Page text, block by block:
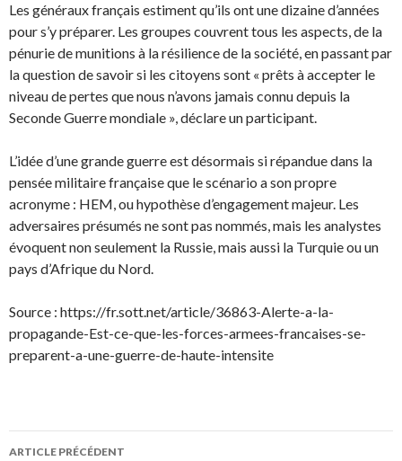
Les généraux français estiment qu’ils ont une dizaine d’années
pour s’y préparer. Les groupes couvrent tous les aspects, de la
pénurie de munitions à la résilience de la société, en passant par
la question de savoir si les citoyens sont « prêts à accepter le
niveau de pertes que nous n’avons jamais connu depuis la
Seconde Guerre mondiale », déclare un participant.
L’idée d’une grande guerre est désormais si répandue dans la
pensée militaire française que le scénario a son propre
acronyme : HEM, ou hypothèse d’engagement majeur. Les
adversaires présumés ne sont pas nommés, mais les analystes
évoquent non seulement la Russie, mais aussi la Turquie ou un
pays d’Afrique du Nord.
Source : https://fr.sott.net/article/36863-Alerte-a-la-
propagande-Est-ce-que-les-forces-armees-francaises-se-
preparent-a-une-guerre-de-haute-intensite
Navigation
ARTICLE PRÉCÉDENT